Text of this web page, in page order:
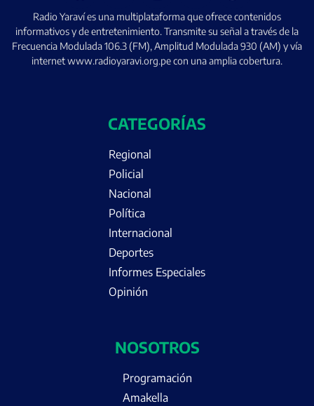
Radio Yaraví es una multiplataforma que ofrece contenidos
informativos y de entretenimiento. Transmite su señal a través de la
Frecuencia Modulada 106.3 (FM), Amplitud Modulada 930 (AM) y vía
internet www.radioyaravi.org.pe con una amplia cobertura.
CATEGORÍAS
Regional
Policial
Nacional
Política
Internacional
Deportes
Informes Especiales
Opinión
NOSOTROS
Programación
Amakella